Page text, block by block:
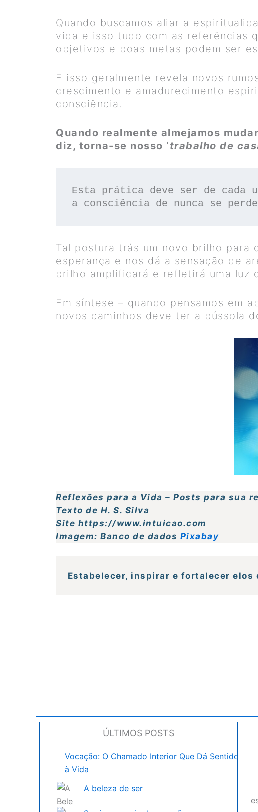
Quando buscamos aliar a
vida e isso tudo com as referências
objetivos e boas metas podem ser
E isso geralmente revela novos
crescimento e amadurecimento
consciência.
Quando realmente almejamos
diz, torna-se nosso ‘trabalho de
Esta prática deve ser de cada
a consciência de nunca se
Tal postura trás um novo brilho para
esperança e nos dá a sensação de
brilho amplificará e refletirá uma luz
Em síntese – quando pensamos em
novos caminhos deve ter a bússola
Reflexões para a Vida – Posts para sua
Texto de H. S. Silva
Site https://www.intuicao.com
Imagem: Banco de dados Pixabay
Estabelecer, inspirar e fortalecer elos
ÚLTIMOS POSTS
Vocação: O Chamado Interior Que Dá Sentido
à Vida
A beleza de ser